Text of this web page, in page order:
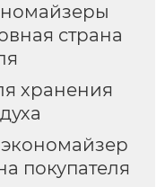
страна
хранения
покупателя